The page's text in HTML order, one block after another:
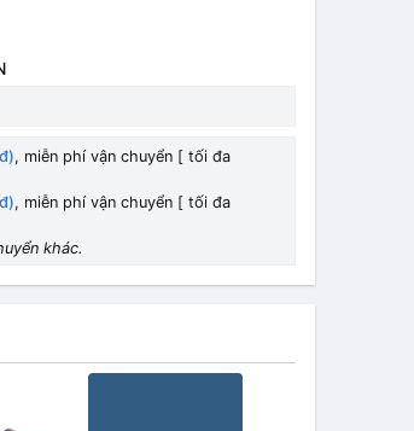
, miễn phí vận chuyển [ tối đa
, miễn phí vận chuyển [ tối đa
khác.